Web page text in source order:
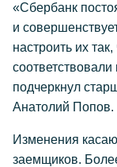
«Сбербанк
и
настроить их
подчеркнул
Анатолий Попов.
Изменения
заемщиков.